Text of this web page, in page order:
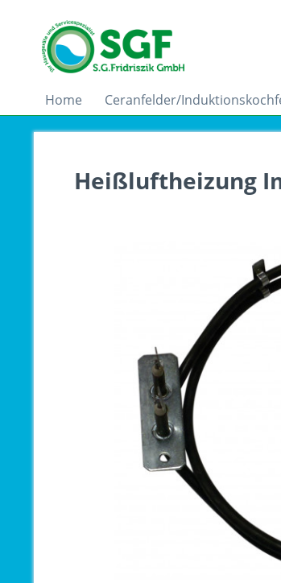
Home Ceranfelder/
Heißluftheizung